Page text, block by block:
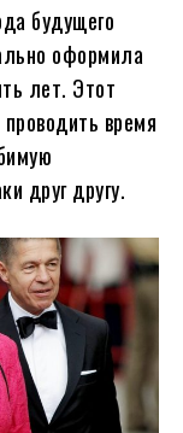
будущего
оформила
лет. Этот
время
друг другу.